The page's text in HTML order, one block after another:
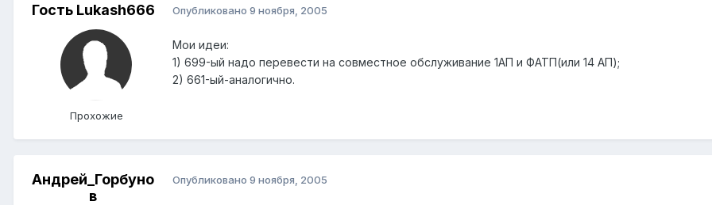
Гость Lukash666
Прохожие
Опубликовано 9 ноября, 2005
Мои идеи:
1) 699-ый надо перевести на совместное обслуживание 1АП и ФАТП(или 14 АП);
2) 661-ый-аналогично.
Андрей_Горбуно
в
Опубликовано 9 ноября, 2005